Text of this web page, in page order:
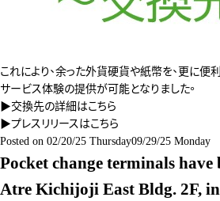
これにより、余った外貨硬貨や紙幣を、更に便利
サービス体験の提供が可能となりました。
▶交換先の詳細はこちら
▶プレスリリースはこちら
Posted on 02/20/25 Thursday09/29/25 Monday
Pocket change terminals have
Atre Kichijoji East Bldg. 2F,